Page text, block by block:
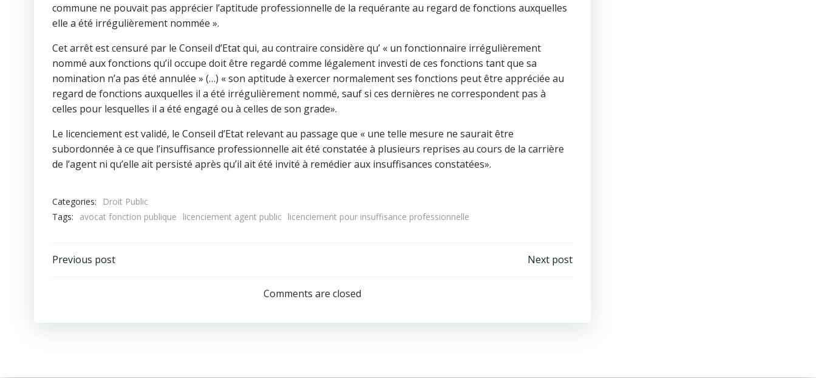
commune ne pouvait pas apprécier l’aptitude professionnelle de la requérante au regard de fonctions auxquelles
elle a été irrégulièrement nommée ».
Cet arrêt est censuré par le Conseil d’Etat qui, au contraire considère qu’ « un fonctionnaire irrégulièrement
nommé aux fonctions qu’il occupe doit être regardé comme légalement investi de ces fonctions tant que sa
nomination n’a pas été annulée » (…) « son aptitude à exercer normalement ses fonctions peut être appréciée au
regard de fonctions auxquelles il a été irrégulièrement nommé, sauf si ces dernières ne correspondent pas à
celles pour lesquelles il a été engagé ou à celles de son grade».
Le licenciement est validé, le Conseil d’Etat relevant au passage que « une telle mesure ne saurait être
subordonnée à ce que l’insuffisance professionnelle ait été constatée à plusieurs reprises au cours de la carrière
de l’agent ni qu’elle ait persisté après qu’il ait été invité à remédier aux insuffisances constatées».
Categories:
Droit Public
Tags:
avocat fonction publique licenciement agent public licenciement pour insuffisance professionnelle
Navigation
l’article
Previous post
de
l’article
Next post
Comments are closed